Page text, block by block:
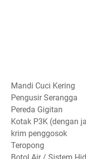
Mandi Cuci Kering
Pengusir Serangga
Pereda Gigitan
Kotak P3K (dengan
krim penggosok
Teropong